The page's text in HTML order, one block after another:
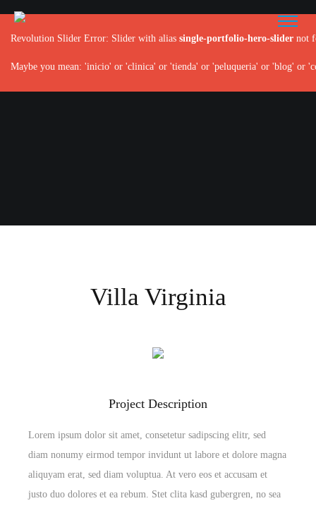
Revolution Slider Error: Slider with alias single-portfolio-hero-slider not
Maybe you mean: 'inicio' or 'clinica' or 'tienda' or 'peluqueria' or 'blog' or
Villa Virginia
Project Description
Lorem ipsum dolor sit amet, consetetur sadipscing elitr, sed
diam nonumy eirmod tempor invidunt ut labore et dolore magna
aliquyam erat, sed diam voluptua. At vero eos et accusam et
justo duo dolores et ea rebum. Stet clita kasd gubergren, no sea